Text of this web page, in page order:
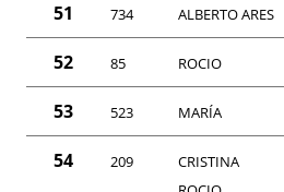
51 734 ALBERTO ARES
52 85 ROCIO
53 523 MARÍA
54 209
CRISTINA